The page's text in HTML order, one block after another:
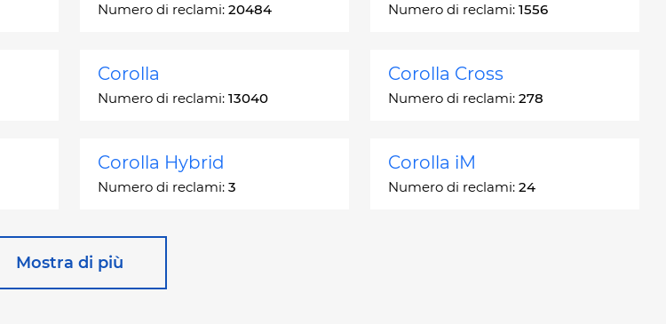
Numero di reclami: 20484 Numero di reclami: 1556
Corolla
Numero di reclami: 13040
Corolla Cross
Numero di reclami: 278
Corolla Hybrid
Numero di reclami: 3
Corolla iM
Numero di reclami: 24
Cressida
Numero di reclami:
Mostra di più